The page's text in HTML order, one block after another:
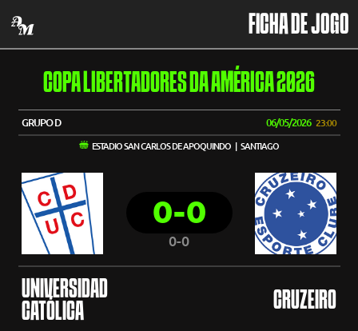
FICHA DE JOGO
COPA LIBERTADORES DA AMÉRICA 2026
GRUPO D 06/05/2026 23:00
ESTADIO SAN CARLOS DE APOQUINDO | SANTIAGO
0-0
0-0
UNIVERSIDAD
CATÓLICA
CRUZEIRO